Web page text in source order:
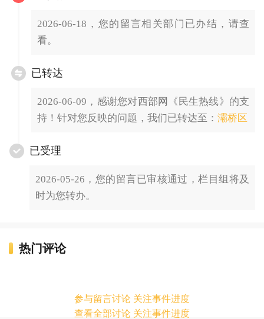
2026-06-18，您的留言相关部门已办结，请查
看。
已转达
2026-06-09，感谢您对西部网《民生热线》的支
持！针对您反映的问题，我们已转达至： 灞桥区
已受理
2026-05-26，您的留言已审核通过，栏目组将及
时为您转办。
热门评论
参与留言讨论 关注事件进度
查看全部讨论 关注事件进度